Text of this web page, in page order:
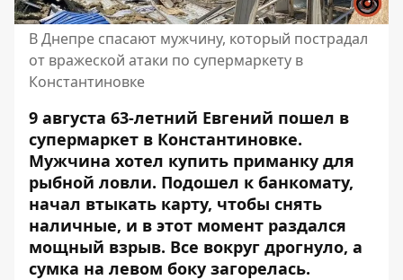
В Днепре спасают мужчину, который пострадал
от вражеской атаки по супермаркету в
Константиновке
9 августа 63-летний Евгений пошел в
супермаркет в Константиновке.
Мужчина хотел купить приманку для
рыбной ловли. Подошел к банкомату,
начал втыкать карту, чтобы снять
наличные, и в этот момент раздался
мощный взрыв. Все вокруг дрогнуло, а
сумка на левом боку загорелась.